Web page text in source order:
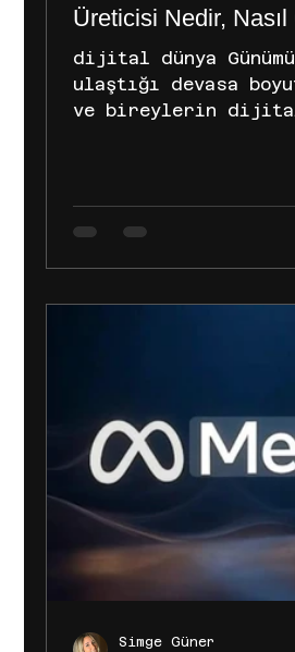
Üreticisi Nedir,
dijital dünya
ulaştığı devasa
ve bireylerin
videoları,
hazırlayan, dijital
başarılı olmanın
Simge Güner